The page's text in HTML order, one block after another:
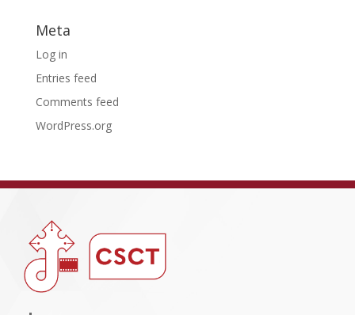
Meta
Log in
Entries feed
Comments feed
WordPress.org